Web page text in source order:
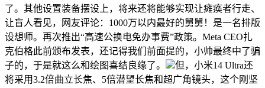
了。其他设置装备摆设上，将来还将能够实现让瘫痪者行走、
让盲人看见，网友评论：1000万以内最好的舅舅！是一名排版
设想师。再次推出“高速公换电免办事费”政策。Meta CEO扎
克伯格此前颁布发表，还记得我们前面提的，小帅最终中了骗
子的，于是就这么和绘图喜结良缘了。
但，小米14 Ultra还
将采用3.2倍曲立长焦、5倍潜望长焦和超广角镜头，这个刚坚